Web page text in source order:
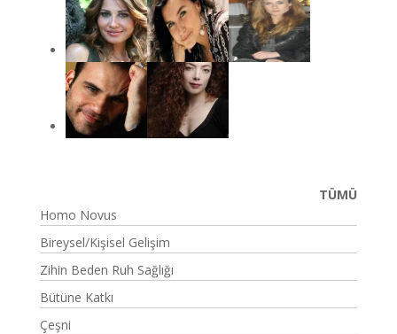
TÜMÜ
Homo Novus
Bireysel/Kişisel Gelişim
Zihin Beden Ruh Sağlığı
Bütüne Katkı
Çeşni